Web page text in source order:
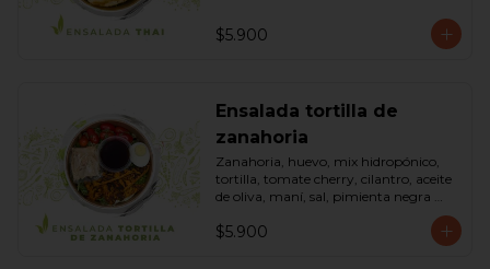
$5.900
Ensalada tortilla de
zanahoria
Zanahoria, huevo, mix hidropónico,
tortilla, tomate cherry, cilantro, aceite
de oliva, maní, sal, pimienta negra
soya, azúcar, limón, aceite de sésamo
$5.900